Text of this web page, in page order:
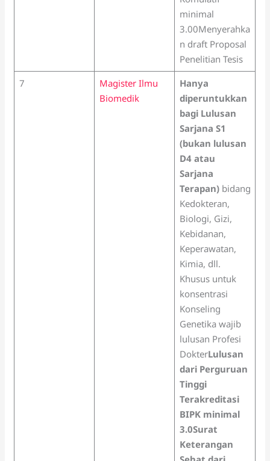
minimal
3.00Menyerahka
n draft Proposal
Penelitian Tesis
7
Magister Ilmu
Biomedik
Hanya
diperuntukkan
bagi Lulusan
Sarjana S1
(bukan lulusan
D4 atau
Sarjana
Terapan)bidang
Kedokteran,
Biologi, Gizi,
Kebidanan,
Keperawatan,
Kimia, dll.
Khusus untuk
konsentrasi
Konseling
Genetika wajib
lulusan Profesi
DokterLulusan
dari Perguruan
Tinggi
Terakreditasi
BIPK minimal
3.0Surat
Keterangan